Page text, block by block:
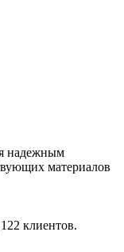
надежным
материалов
122 клиентов.